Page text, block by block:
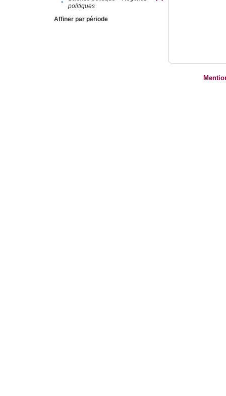
•
politiques
Affiner par période